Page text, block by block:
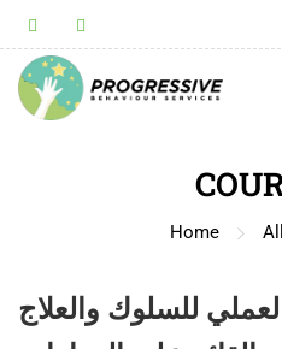
Home
للسلوك والعلاج